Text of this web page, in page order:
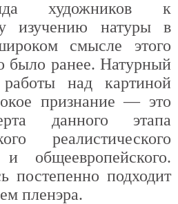
художников к
изучению натуры в
смысле этого
было ранее. Натурный
над картиной
признание — это
данного этапа
реалистического
общеевропейского.
постепенно подходит
пленэра.